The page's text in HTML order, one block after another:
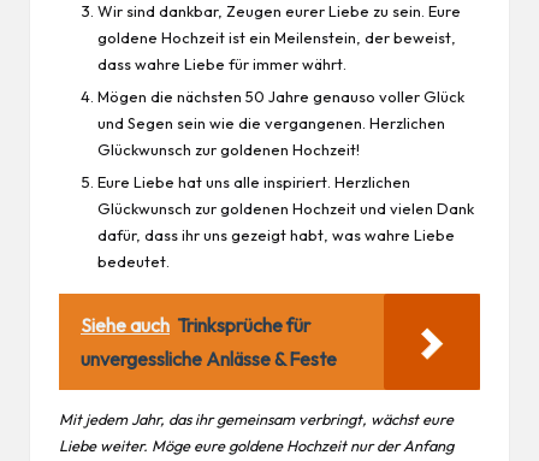
Wir sind dankbar, Zeugen eurer Liebe zu sein. Eure
goldene Hochzeit ist ein Meilenstein, der beweist,
dass wahre Liebe für immer währt.
Mögen die nächsten 50 Jahre genauso voller Glück
und Segen sein wie die vergangenen. Herzlichen
Glückwunsch zur goldenen Hochzeit!
Eure Liebe hat uns alle inspiriert. Herzlichen
Glückwunsch zur goldenen Hochzeit und vielen Dank
dafür, dass ihr uns gezeigt habt, was wahre Liebe
bedeutet.
Siehe auch Trinksprüche für
unvergessliche Anlässe & Feste
Mit jedem Jahr, das ihr gemeinsam verbringt, wächst eure
Liebe weiter. Möge eure goldene Hochzeit nur der Anfang